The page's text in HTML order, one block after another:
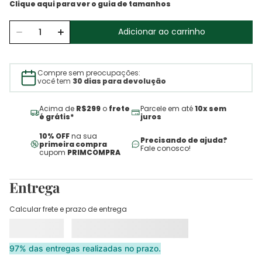
Adicionar ao carrinho
Compre sem preocupações:
você tem 30 dias para devolução
Acima de R$299 o frete
é grátis*
Parcele em até10x sem
juros
10% OFFna sua
primeira compra
cupom PRIMCOMPRA
Precisando de ajuda?
Fale conosco!
Entrega
Calcular frete e prazo de entrega
97% das entregas realizadas no prazo.